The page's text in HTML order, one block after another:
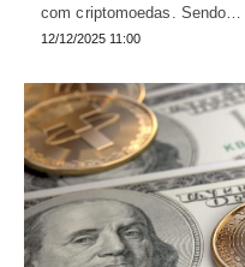
com criptomoedas. Sendo…
12/12/2025 11:00